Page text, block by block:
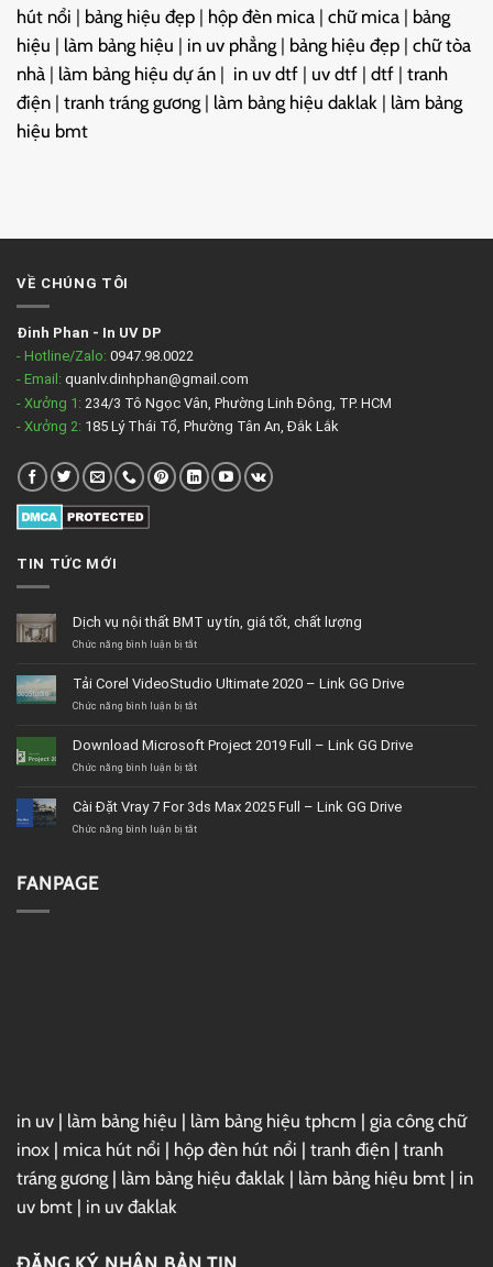
hút nổi | bảng hiệu đẹp | hộp đèn mica | chữ mica | bảng
hiệu | làm bảng hiệu | in uv phẳng | bảng hiệu đẹp | chữ tòa
nhà | làm bảng hiệu dự án | in uv dtf | uv dtf | dtf | tranh
điện | tranh tráng gương | làm bảng hiệu daklak | làm bảng
hiệu bmt
VỀ CHÚNG TÔI
Đinh Phan - In UV DP
- Hotline/Zalo: 0947.98.0022
- Email: quanlv.dinhphan@gmail.com
- Xưởng 1: 234/3 Tô Ngọc Vân, Phường Linh Đông, TP. HCM
- Xưởng 2: 185 Lý Thái Tổ, Phường Tân An, Đắk Lắk
TIN TỨC MỚI
Dịch vụ nội thất BMT uy tín, giá tốt, chất lượng
Chức năng bình luận bị tắtở
nội
thất
tín,
giá
lượng
Tải Corel VideoStudio Ultimate 2020 – Link GG Drive
Chức năng bình luận bị tắtở
VideoStudio
Ultimate
Link
GG
Download Microsoft Project 2019 Full – Link GG Drive
Chức năng bình luận bị tắtở
Project
2019
Cài Đặt Vray 7 For 3ds Max 2025 Full – Link GG Drive
Chức năng bình luận bị tắtở
FANPAGE
in uv | làm bảng hiệu | làm bảng hiệu tphcm | gia công chữ
inox | mica hút nổi | hộp đèn hút nổi | tranh điện | tranh
tráng gương | làm bảng hiệu đaklak | làm bảng hiệu bmt | in
uv bmt | in uv đaklak